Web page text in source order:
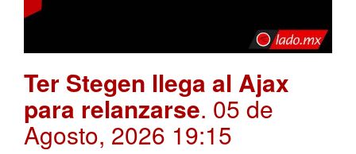
Ter Stegen llega al Ajax
para relanzarse. 05 de
Agosto, 2026 19:15